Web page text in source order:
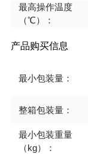
最高操作温度
（℃）：
产品购买信息
最小包装量：
整箱包装量：
最小包装重量
（kg）：